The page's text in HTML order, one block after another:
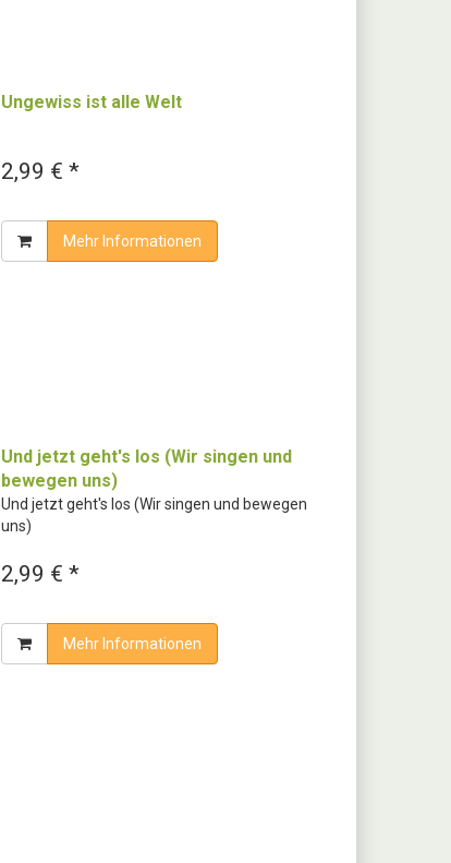
Ungewiss ist alle Welt
2,99 € *
Mehr Informationen
Und jetzt geht's los (Wir singen und
bewegen uns)
Und jetzt geht's los (Wir singen und bewegen
uns)
2,99 € *
Mehr Informationen